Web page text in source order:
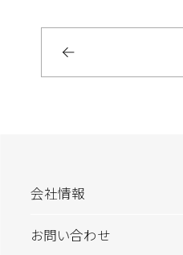
会社情報
お問い合わせ